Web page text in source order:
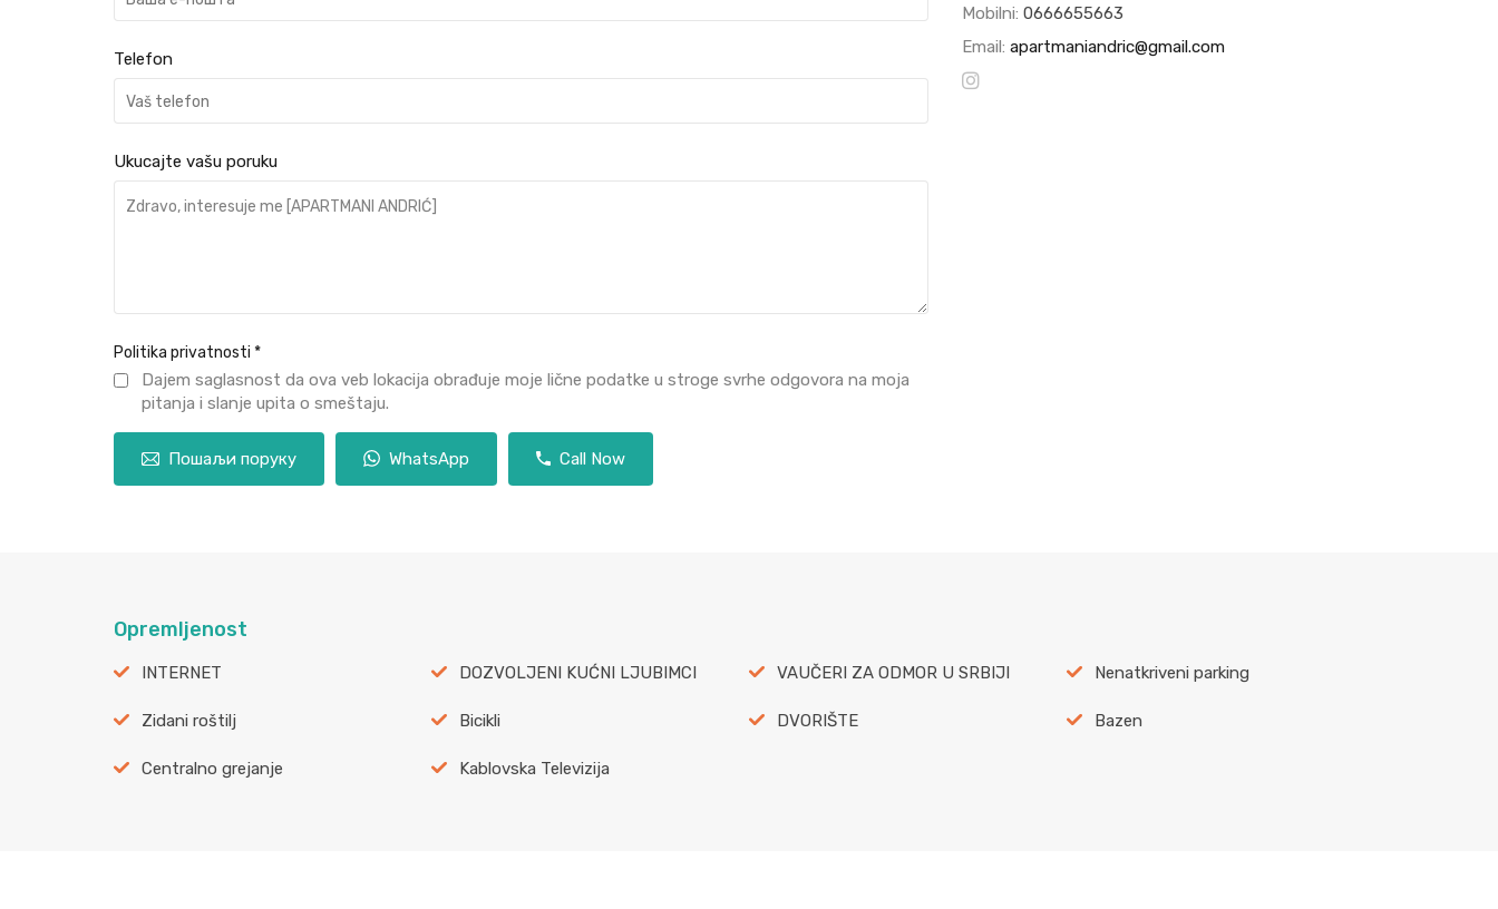
Mobilni: 0666655663
Email: apartmaniandric@gmail.com
Telefon
Ukucajte vašu poruku
Politika privatnosti *
Dajem saglasnost da ova veb lokacija obrađuje moje lične podatke u stroge svrhe odgovora na moja
pitanja i slanje upita o smeštaju.
Пошаљи поруку WhatsApp Call Now
Opremljenost
INTERNET DOZVOLJENI KUĆNI LJUBIMCI VAUČERI ZA ODMOR U SRBIJI Nenatkriveni parking
Zidani roštilj Bicikli DVORIŠTE Bazen
Centralno grejanje Kablovska Televizija